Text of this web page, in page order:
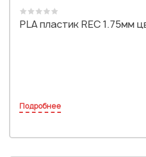
PLA пластик REC 1.75мм
Подробнее